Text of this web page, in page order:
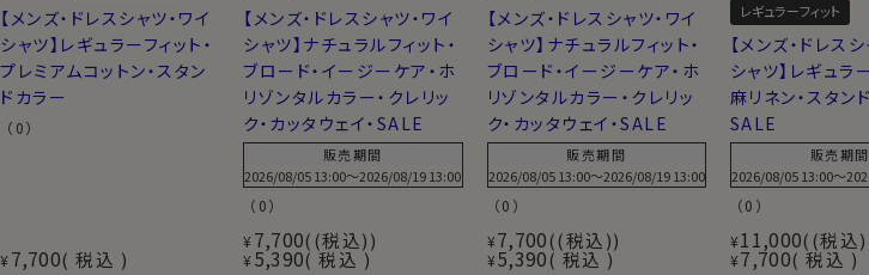
【メンズ・ドレスシャツ・ワイ
シャツ】レギュラーフィット・
プレミアムコットン・スタン
ドカラー
（0）
¥ 7,700 税込
【メンズ・ドレスシャツ・ワイ
シャツ】ナチュラルフィット・
ブロード・イージーケア・ホ
リゾンタルカラー・クレリッ
ク・カッタウェイ・SALE
販売期間
2026/08/05 13:00〜2026/08/19 13:00
（0）
¥ 7,700 (税込)
¥ 5,390 税込
【メンズ・ドレスシャツ・ワイ
シャツ】ナチュラルフィット・
ブロード・イージーケア・ホ
リゾンタルカラー・クレリッ
ク・カッタウェイ・SALE
販売期間
2026/08/05 13:00〜2026/08/19 13:00
（0）
¥7,700 (税込)
¥5,390 税込
レギュラーフィット
【メンズ・ドレス
シャツ】レギュラ
麻リネン・スタン
SALE
販売期間
2026/08/05 13:00〜
（0）
¥11,000 (税込)
¥7,700 税込